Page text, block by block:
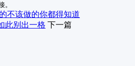
。
不该做的你都得知道
此别出一格 下一篇